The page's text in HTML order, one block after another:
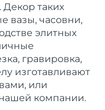
Декор таких
вазы, часовни,
элитных
гравировка,
изготавливают
или
компании.